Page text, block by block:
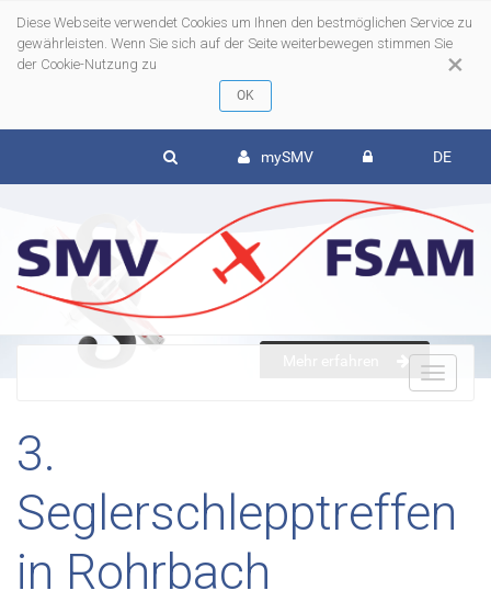
×
Diese Webseite verwendet Cookies um Ihnen den bestmöglichen Service zu
gewährleisten. Wenn Sie sich auf der Seite weiterbewegen stimmen Sie
der Cookie-Nutzung zu
mySMV DE
3.
Seglerschlepptreffen
in Rohrbach